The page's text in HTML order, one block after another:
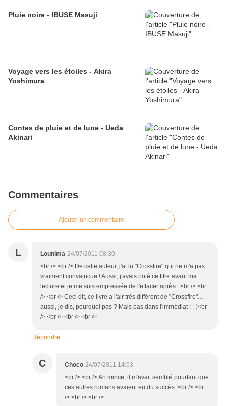
Pluie noire - IBUSE Masuji
Voyage vers les étoiles - Akira
Yoshimura
Contes de pluie et de lune - Ueda
Akinari
Commentaires
Ajouter un commentaire
L Lounima 24/07/2011 08:30
<br /> <br /> De cette auteur, j'ai lu "Crossfire" qui ne m'a pas
vraiment convaincue ! Aussi, j'avais noté ce titre avant ma
lecture et je me suis empressée de l'effacer après...<br /> <br
/> <br /> Ceci dit, ce livre a l'air très différent de "Crossfire"...
aussi, je dis, pourquoi pas ? Mais pas dans l'immédiat ! ;-)<br
/> <br /> <br /> <br />
Répondre
C Choco 24/07/2011 14:53
<br /> <br /> Ah mince, il m'avait semblé pourtant que
ces autres romans avaient eu du succès !<br /> <br
/> <br /> <br />